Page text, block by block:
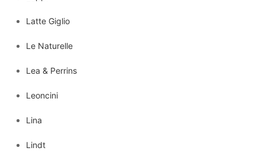
Latte Giglio
Le Naturelle
Lea & Perrins
Leoncini
Lina
Lindt